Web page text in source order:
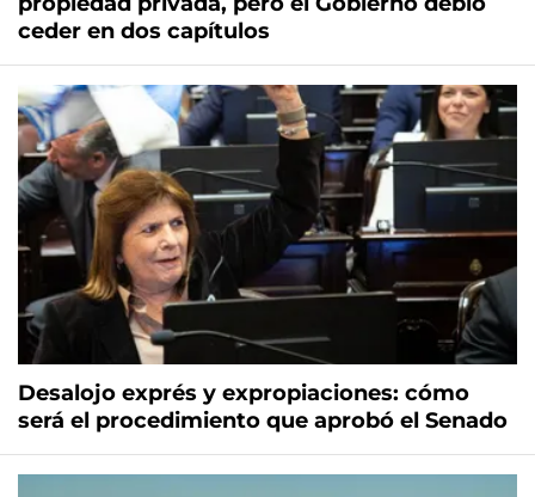
ceder en dos capítulos
Desalojo exprés y expropiaciones: cómo
será el procedimiento que aprobó el Senado